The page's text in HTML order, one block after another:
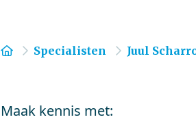
Home
Specialisten Juul
Maak kennis met: